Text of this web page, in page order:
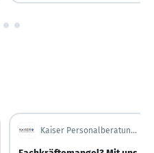
1
Kaiser Personalberatung GmbH